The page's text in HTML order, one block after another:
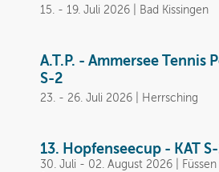
15. - 19. Juli 2026 | Bad Kissingen
A.T.P. - Ammersee Tennis
S-2
23. - 26. Juli 2026 | Herrsching
13. Hopfenseecup - KAT
30. Juli - 02. August 2026 |